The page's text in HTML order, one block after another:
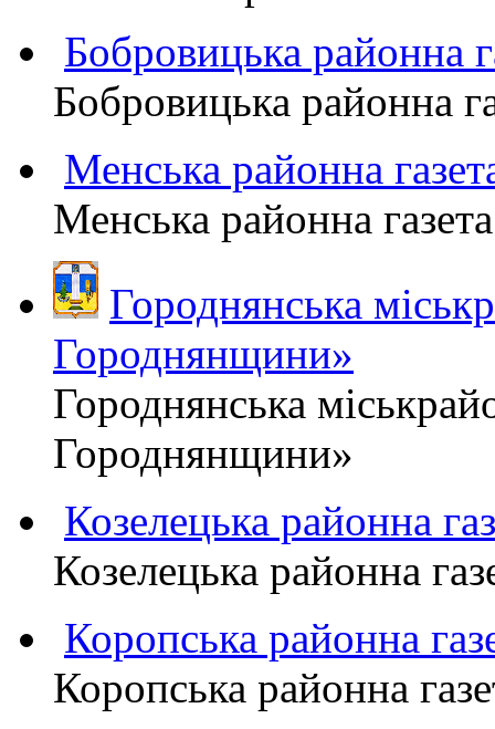
Бобровицька
Бобровицька
Менська районна
Менська районна
Городнянська
Городнянщини»
Городнянська
Городнянщини»
Козелецька районна
Козелецька районна
Коропська районна
Коропська районна